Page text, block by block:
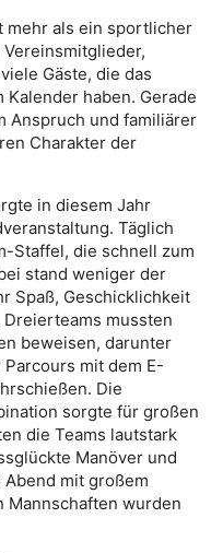
mehr als ein sportlicher
Gäste, die das
haben. Gerade
Anspruch und familiärer
Charakter der
in diesem Jahr
Täglich
Staffel, die schnell zum
stand weniger der
Spaß, Geschicklichkeit
mussten
beweisen, darunter
mit dem E-
Die
sorgte für großen
die Teams lautstark
Manöver und
mit großem
Mannschaften wurden